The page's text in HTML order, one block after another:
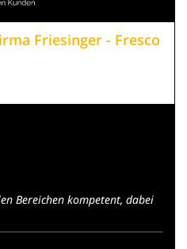
Friesinger - Fresco
Bereichen kompetent, dabei